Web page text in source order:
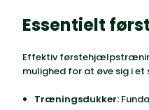
Essentielt
Effektiv
mulighed for at øve sig i
Træningsdukker: